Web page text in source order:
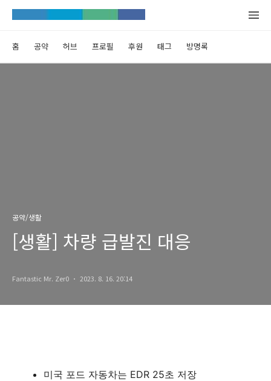
홈 공약 허브 프로필 후원 태그 방명록
공약/생활
[생활] 차량 급발진 대응
Fantastic Mr. Zer0 2023. 8. 16. 20:14
미국 포드 자동차는 EDR 25초 저장